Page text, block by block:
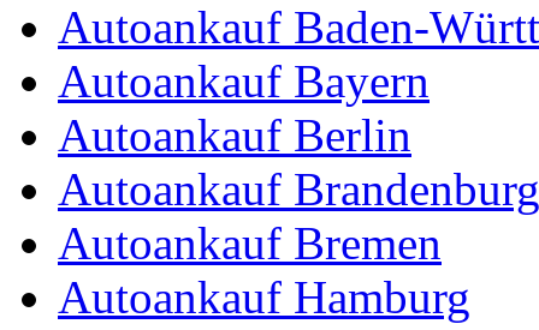
Autoankauf Baden-
Autoankauf Bayern
Autoankauf Berlin
Autoankauf Brandenburg
Autoankauf Bremen
Autoankauf Hamburg